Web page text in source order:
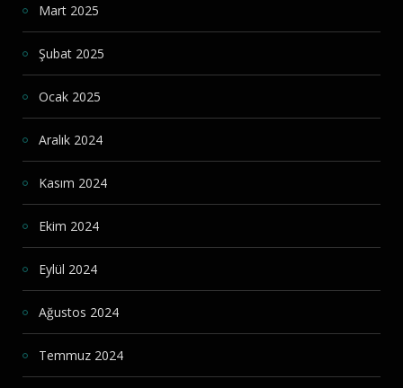
Mart 2025
Şubat 2025
Ocak 2025
Aralık 2024
Kasım 2024
Ekim 2024
Eylül 2024
Ağustos 2024
Temmuz 2024